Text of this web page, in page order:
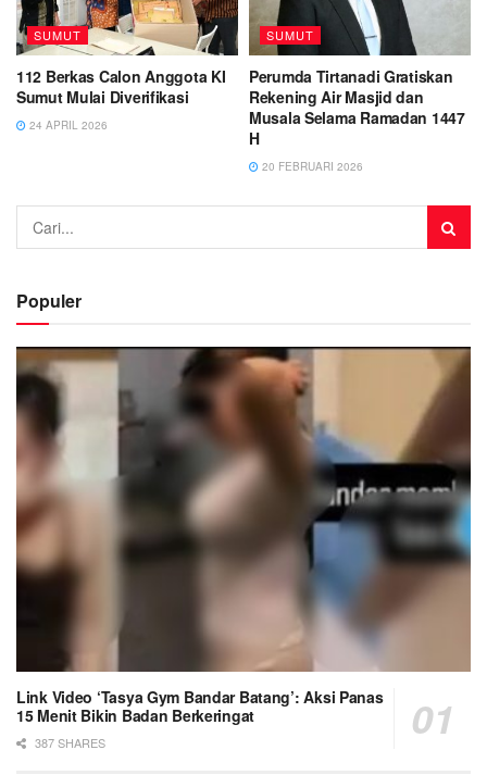
SUMUT
112 Berkas Calon Anggota KI
Sumut Mulai Diverifikasi
24 APRIL 2026
SUMUT
Perumda Tirtanadi Gratiskan
Rekening Air Masjid dan
Musala Selama Ramadan 1447
H
20 FEBRUARI 2026
Populer
Link Video ‘Tasya Gym Bandar Batang’: Aksi Panas
15 Menit Bikin Badan Berkeringat
387 SHARES